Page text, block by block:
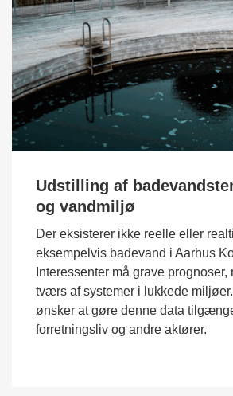
Udstilling af
og vandmiljø
Der eksisterer ikke reelle eller
eksempelvis badevand i Aarhus
Interessenter må grave prognoser,
tværs af systemer i lukkede
ønsker at gøre denne data
forretningsliv og andre aktører.